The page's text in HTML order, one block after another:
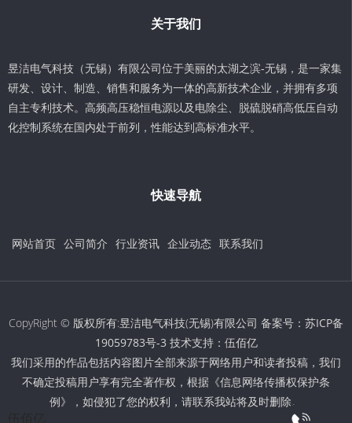
关于我们
昱洁电气科技（无锡）有限公司位于美丽的太湖之滨-无锡，是一家集
研发、设计、制造、销售和服务为一体的高新技术企业，并拥有多项
自主专利技术。高频高压稳恒电源以及电除尘、脱硫脱硝高低压自动
化控制系统在国内处于前列，性能达到高标准水平。
快速导航
网站首页 公司简介 行业资讯 企业动态 联系我们
CopyRight © 版权所有:昱洁电气科技(无锡)有限公司 备案号： 苏ICP备
19059783号-3 技术支持： 伍佰亿
我们采用的作品包括内容图片全部来源于网络用户和读者投稿，我们
不确定投稿用户享有完全著作权，根据《信息网络传播权保护条
例》，如侵犯了您的权利，请联系我站将及时删除。